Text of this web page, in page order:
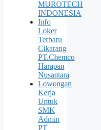
MUROTECH
INDONESIA
Info
Loker
Terbaru
Cikarang
PT.Chemco
Harapan
Nusantara
Lowongan
Kerja
Untuk
SMK
Admin
PT